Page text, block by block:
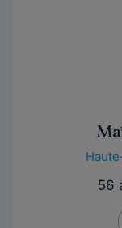
56